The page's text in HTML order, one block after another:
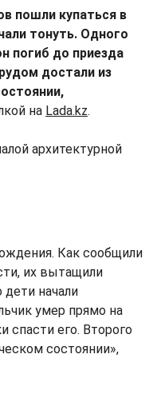
пошли купаться в
тонуть. Одного
погиб до приезда
достали из
на Lada.kz.
архитектурной
Как сообщили
их вытащили
начали
умер прямо на
спасти его. Второго
состоянии»,